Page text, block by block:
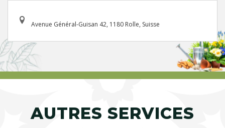
Avenue Général-Guisan 42, 1180 Rolle, Suisse
AUTRES SERVICES